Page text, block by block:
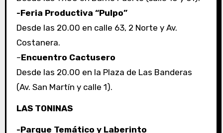
-Feria Productiva “Pulpo”
Desde las 20.00 en calle 63, 2 Norte y Av.
Costanera.
–Encuentro Cactusero
Desde las 20.00 en la Plaza de Las Banderas
(Av. San Martín y calle 1).
LAS TONINAS
-Parque Temático y Laberinto